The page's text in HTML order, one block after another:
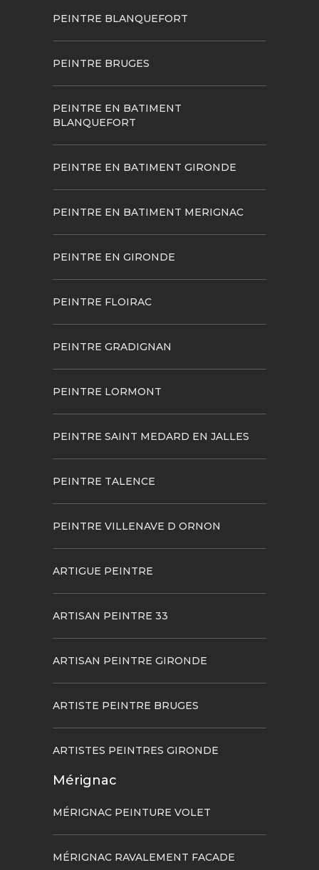
PEINTRE BLANQUEFORT
PEINTRE BRUGES
PEINTRE EN BATIMENT
BLANQUEFORT
PEINTRE EN BATIMENT GIRONDE
PEINTRE EN BATIMENT MERIGNAC
PEINTRE EN GIRONDE
PEINTRE FLOIRAC
PEINTRE GRADIGNAN
PEINTRE LORMONT
PEINTRE SAINT MEDARD EN JALLES
PEINTRE TALENCE
PEINTRE VILLENAVE D ORNON
ARTIGUE PEINTRE
ARTISAN PEINTRE 33
ARTISAN PEINTRE GIRONDE
ARTISTE PEINTRE BRUGES
ARTISTES PEINTRES GIRONDE
Mérignac
MÉRIGNAC PEINTURE VOLET
MÉRIGNAC RAVALEMENT FACADE